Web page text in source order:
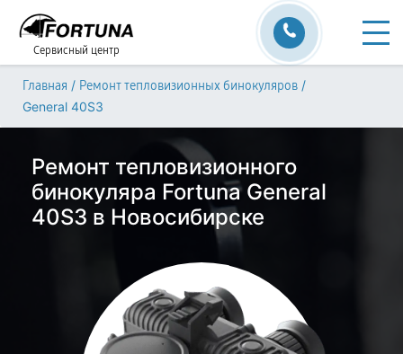
Сервисный центр
Главная / Ремонт тепловизионных бинокуляров /
General 40S3
Ремонт тепловизионного
бинокуляра Fortuna General
40S3 в Новосибирске